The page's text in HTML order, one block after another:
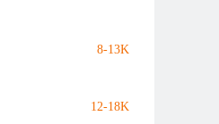
8-13K
12-18K